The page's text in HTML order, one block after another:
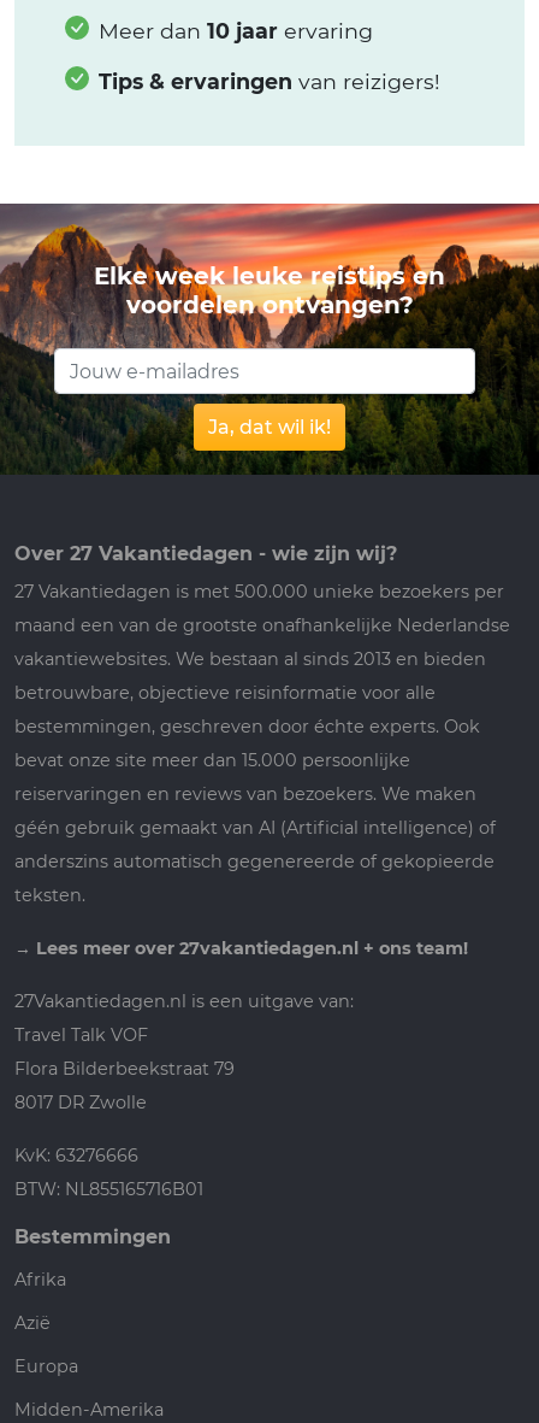
Meer dan 10 jaar ervaring
Tips & ervaringen van reizigers!
Elke week leuke reistips en
voordelen ontvangen?
Ja, dat wil ik!
Over 27 Vakantiedagen - wie zijn wij?
27 Vakantiedagen is met 500.000 unieke bezoekers per
maand een van de grootste onafhankelijke Nederlandse
vakantiewebsites. We bestaan al sinds 2013 en bieden
betrouwbare, objectieve reisinformatie voor alle
bestemmingen, geschreven door échte experts. Ook
bevat onze site meer dan 15.000 persoonlijke
reiservaringen en reviews van bezoekers. We maken
géén gebruik gemaakt van AI (Artificial intelligence) of
anderszins automatisch gegenereerde of gekopieerde
teksten.
→ Lees meer over 27vakantiedagen.nl + ons team!
27Vakantiedagen.nl is een uitgave van:
Travel Talk VOF
Flora Bilderbeekstraat 79
8017 DR Zwolle
KvK: 63276666
BTW: NL855165716B01
Bestemmingen
Afrika
Azië
Europa
Midden-Amerika